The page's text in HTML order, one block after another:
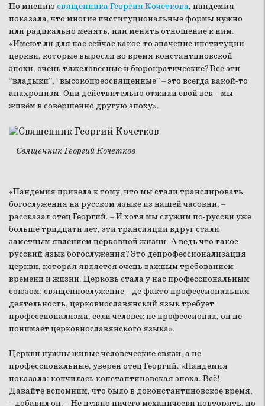
По мнению священника Георгия Кочеткова, пандемия
показала, что многие институциональные формы нужно
или радикально менять, или менять отношение к ним.
«Имеют ли для нас сейчас какое-то значение институции
церкви, которые выросли во время константиновской
эпохи, очень тяжеловесные и бюрократические? Все эти
“владыки”, “высокопреосвященные” – это всегда какой-то
анахронизм. Они действительно отжили свой век – мы
живём в совершенно другую эпоху».
Священник Георгий Кочетков
«Пандемия привела к тому, что мы стали транслировать
богослужения на русском языке из нашей часовни, –
рассказал отец Георгий. – И хотя мы служим по-русски уже
больше тридцати лет, эти трансляции вдруг стали
заметным явлением церковной жизни. А ведь что такое
русский язык богослужения? Это депрофессионализация
церкви, которая является очень важным требованием
времени и жизни. Церковь стала у нас профессиональным
союзом: священнослужение – де факто профессиональная
деятельность, церковнославянский язык требует
профессионализма, если человек не профессионал, он не
понимает церковнославянского языка».
Церкви нужны живые человеческие связи, а не
профессиональные, уверен отец Георгий. «Пандемия
показала: кончилась константиновская эпоха. Всё!
Давайте вспомним, что было в доконстантиновское время,
– добавил он. – Не нужно ничего механически повторять, но